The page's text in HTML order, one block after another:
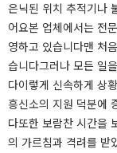
은닉된 위치 추적기나
어요본 업체에서는 전
영하고 있습니다​​​맨 처
습니다그러나 모든 일
다이렇게 신속하게 상
흥신소의 지원 덕분에
다또한 보람찬 시간을
의 가르침과 격려를 받